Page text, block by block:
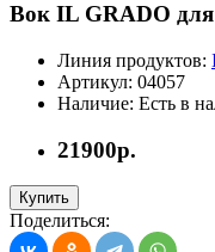
Вок IL GRADO для
Линия продуктов:
Артикул: 04057
Наличие: Есть в
21900р.
Купить
Поделиться: